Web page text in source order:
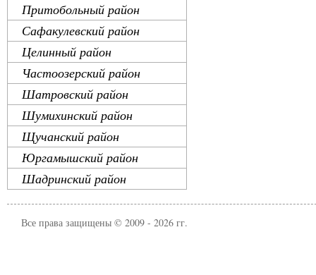
Притобольный район
Сафакулевский район
Целинный район
Частоозерский район
Шатровский район
Шумихинский район
Щучанский район
Юргамышский район
Шадринский район
Все права защищены © 2009 - 2026 гг.